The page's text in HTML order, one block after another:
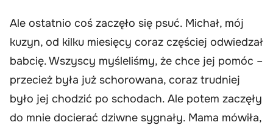
Ale ostatnio coś zaczęło się psuć. Michał, mój
kuzyn, od kilku miesięcy coraz częściej odwiedzał
babcię. Wszyscy myśleliśmy, że chce jej pomóc –
przecież była już schorowana, coraz trudniej
było jej chodzić po schodach. Ale potem zaczęły
do mnie docierać dziwne sygnały. Mama mówiła,